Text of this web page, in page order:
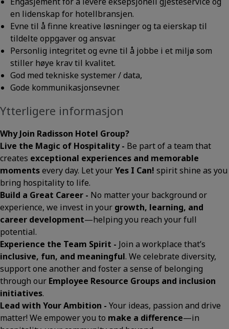
en lidenskap for hotellbransjen.
Evne til å finne kreative løsninger og ta eierskap til
tildelte oppgaver og ansvar.
Personlig integritet og evne til å jobbe i et miljø som
stiller høye krav til kvalitet.
God med tekniske systemer / data,
Gode kommunikasjonsevner.
Ytterligere informasjon
Why Join Radisson Hotel Group?
Live the Magic of Hospitality - Be part of a team that
creates exceptional experiences and memorable
momentsevery day. Let yourYes I Can! spirit shine as you
bring hospitality to life.
Build a Great Career - No matter your background or
experience, we invest in your growth, learning, and
career development—helping you reach your full
potential.
Experience the Team Spirit - Join a workplace that’s
inclusive, fun, and meaningful. We celebrate diversity,
support one another and foster a sense of belonging
through our Employee Resource Groups and inclusion
initiatives.
Lead with Your Ambition - Your ideas, passion and drive
matter! We empower you to make a difference—in